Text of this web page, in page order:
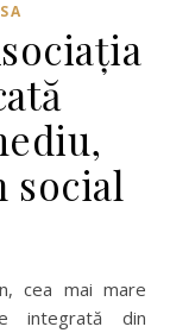
social
cea mai mare
integrată din